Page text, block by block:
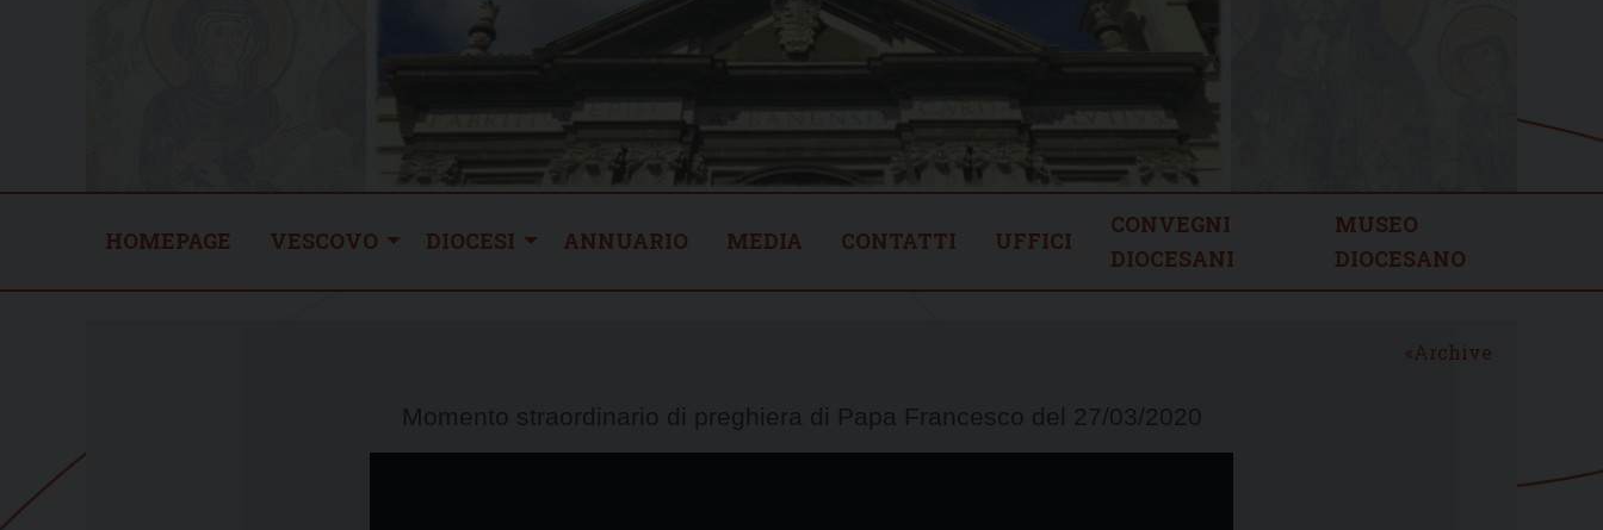
HOMEPAGE VESCOVO DIOCESI ANNUARIO MEDIA CONTATTI UFFICI
CONVEGNI
DIOCESANI
MUSEO
DIOCESANO
Archive
Momento straordinario di preghiera di Papa Francesco del 27/03/2020